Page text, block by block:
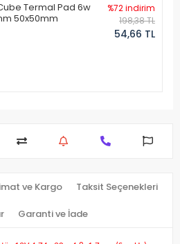
Termal Pad 6w
50x50mm
%72 indirim
198,38 TL
54,66 TL
ve Kargo Taksit Seçenekleri
Garanti ve İade